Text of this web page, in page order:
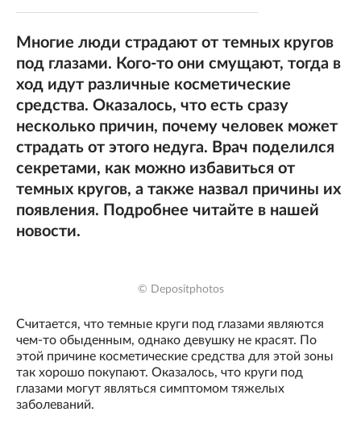
Многие люди страдают от темных кругов
под глазами. Кого-то они смущают, тогда в
ход идут различные косметические
средства. Оказалось, что есть сразу
несколько причин, почему человек может
страдать от этого недуга. Врач поделился
секретами, как можно избавиться от
темных кругов, а также назвал причины их
появления. Подробнее читайте в нашей
новости.
© Depositphotos
Считается, что темные круги под глазами являются
чем-то обыденным, однако девушку не красят. По
этой причине косметические средства для этой зоны
так хорошо покупают. Оказалось, что круги под
глазами могут являться симптомом тяжелых
заболеваний.